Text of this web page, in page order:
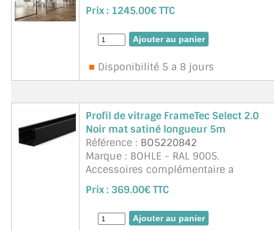
bati Dormant alu avec ses joints et
plaques de montage ref. BO520801
(inclus pas le tasseau si fixation si
cloison non vitrée), gache inox ref. ...
Prix : 1245.00€ TTC
Disponibilité 5 a 8 jours
Profil de vitrage FrameTec Select 2.0
Noir mat satiné longueur 5m
Référence : BO5220842
Marque : BOHLE - RAL 9005.
Accessoires complémentaire a
commander : Equerres, joints selon
l'épaisseur de vitrage. L'installation
sûre et confortable peut être réalisée
en comb ...suite
Prix : 369.00€ TTC